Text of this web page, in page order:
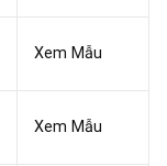
Xem Mẫu
Xem Mẫu